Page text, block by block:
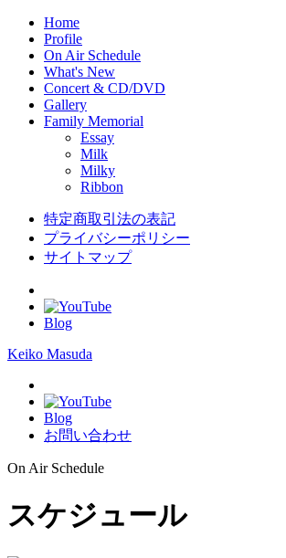
Home
Profile
On Air Schedule
What's New
Concert & CD/DVD
Gallery
Family Memorial
Essay
Milk
Milky
Ribbon
特定商取引法の表記
プライバシーポリシー
サイトマップ
Blog
Keiko Masuda
Blog
お問い合わせ
On Air Schedule
スケジュール